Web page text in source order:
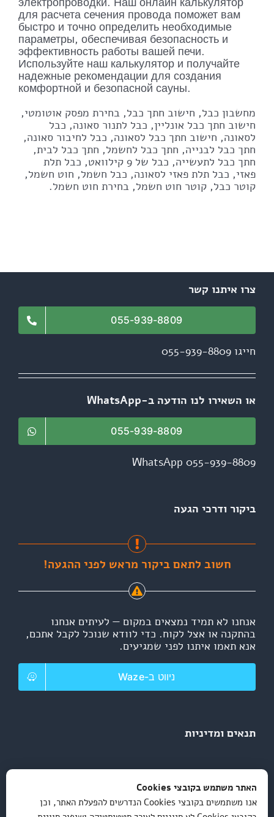
для расчета сечения провода поможет вам
быстро и точно определить необходимые
параметры, обеспечивая безопасность и
эффективность работы вашей печи.
Используйте наш калькулятор и получайте
надежные рекомендации для создания
комфортной и безопасной сауны.
מחשבון כבל, חישוב חתך כבל, בחירת מפסק אוטומטי,
חישוב חתך כבל אונליין, כבל לתנור סאונה, כבל
לסאונה, חישוב חתך כבל לסאונה, כבל לחיבור סאונה,
חתך כבל לבנייה, חתך כבל לחשמל, חתך כבל לבית,
חתך כבל לתעשייה, כבל של 9 קילוואט, כבל תלת
פאזי, כבל תלת פאזי לסאונה, כבל חשמל, חוט חשמל,
קוטר כבל, קוטר חוט חשמל, בחירת חוט חשמל.
צרו איתנו קשר
055-939-8809
חייגו 055-939-8809
או השאירו לנו הודעה ב-WhatsApp
055-939-8809
WhatsApp 055-939-8809
ביקור ודרכי הגעה
חשוב לתאם ביקור מראש לפני ההגעה!
אנחנו לא תמיד נמצאים במקום — לעיתים אנחנו
בהתקנה או אצל לקוח. כדי לוודא שנוכל לקבל אתכם,
אנא תאמו איתנו לפני שמגיעים.
ניווט ב-Waze
תנאים ומדיניות
האתר משתמש בקובצי Cookies
אנו משתמשים בקובצי Cookies הנדרשים להפעלת האתר, וכן